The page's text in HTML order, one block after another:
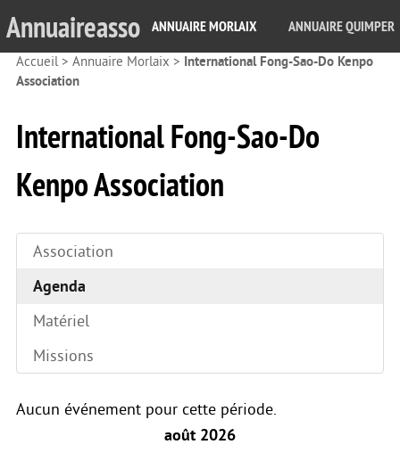
Annuaireasso ANNUAIRE MORLAIX ANNUAIRE QUIMPER
Accueil> Annuaire Morlaix > International Fong-Sao-Do Kenpo
Association
International Fong-Sao-Do
Kenpo Association
Association
Agenda
Matériel
Missions
Aucun événement pour cette période.
août 2026